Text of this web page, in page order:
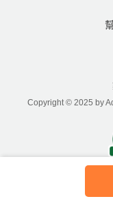
Copyright © 2025 by